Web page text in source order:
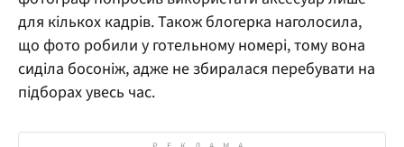
для кількох кадрів. Також блогерка наголосила,
що фото робили у готельному номері, тому вона
сиділа босоніж, адже не збиралася перебувати на
підборах увесь час.